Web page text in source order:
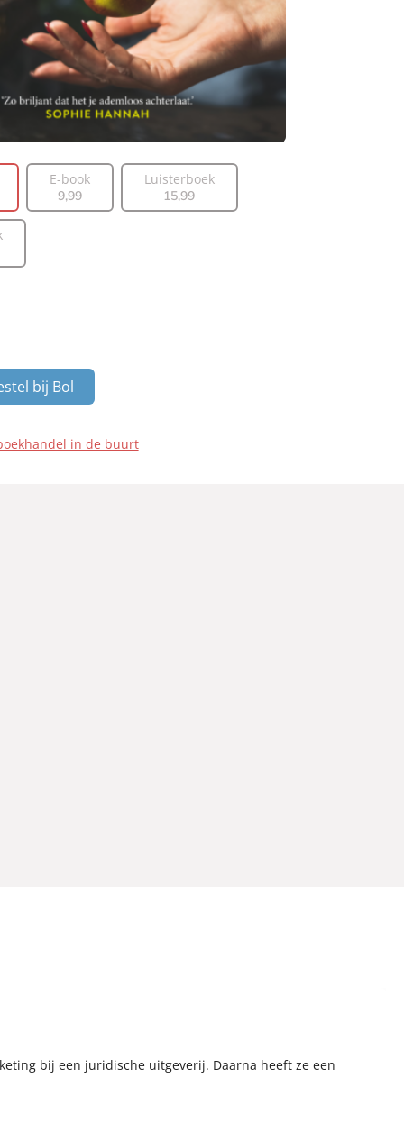
E-book
9,99
Luisterboek
15,99
bij Bol
in de buurt
bij een juridische uitgeverij. Daarna heeft ze een